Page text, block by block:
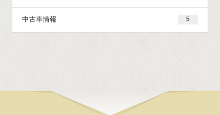
中古車情報 5